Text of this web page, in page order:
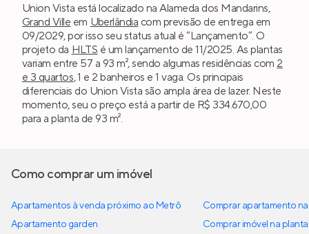
Union Vista está localizado na Alameda dos Mandarins,
Grand Ville em Uberlândia com previsão de entrega em
09/2029, por isso seu status atual é “Lançamento”. O
projeto da HLTS é um lançamento de 11/2025. As plantas
variam entre 57 a 93 m², sendo algumas residências com 2
e 3 quartos, 1 e 2 banheiros e 1 vaga. Os principais
diferenciais do Union Vista são ampla área de lazer. Neste
momento, seu o preço está a partir de R$ 334.670,00
para a planta de 93 m².
Como comprar um imóvel
Apartamentos à venda próximo ao Metrô
Apartamento garden
Comprar apartamento
Comprar imóvel na planta